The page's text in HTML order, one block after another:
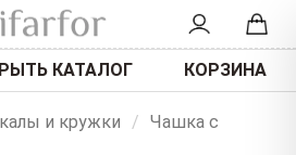
КАТАЛОГ КОРЗИНА
и кружки / Чашка с